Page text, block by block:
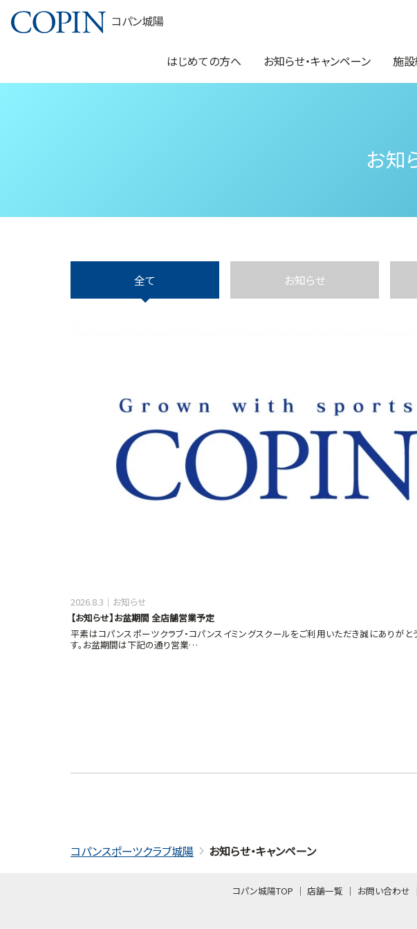
コパン城陽
はじめての方へ お知らせ・キャンペーン 施
コパンスポーツクラブ城陽 お知らせ・キャンペーン
お知
全て お知らせ
【お知らせ】お盆期間 全店舗営業予定
2026.8.3 お知らせ
平素はコパンスポーツクラブ・コパンスイミングスクールをご利用いただき誠にありがと
す。お盆期間は下記の通り営業…
コパン城陽TOP 店舗一覧 お問い合わせ